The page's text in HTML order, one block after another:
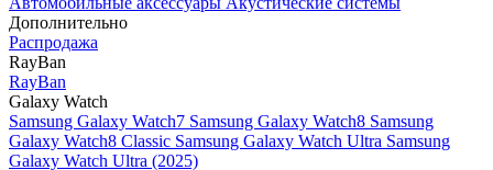
Дополнительно
Распродажа
RayBan
RayBan
Galaxy Watch
Samsung Galaxy Watch7 Samsung Galaxy Watch8 Samsung
Galaxy Watch8 Classic Samsung Galaxy Watch Ultra Samsung
Galaxy Watch Ultra (2025)